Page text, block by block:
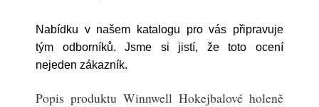
Nabídku v našem katalogu pro vás připravuje
tým odborníků. Jsme si jistí, že toto ocení
nejeden zákazník.
Popis produktu Winnwell Hokejbalové holeně